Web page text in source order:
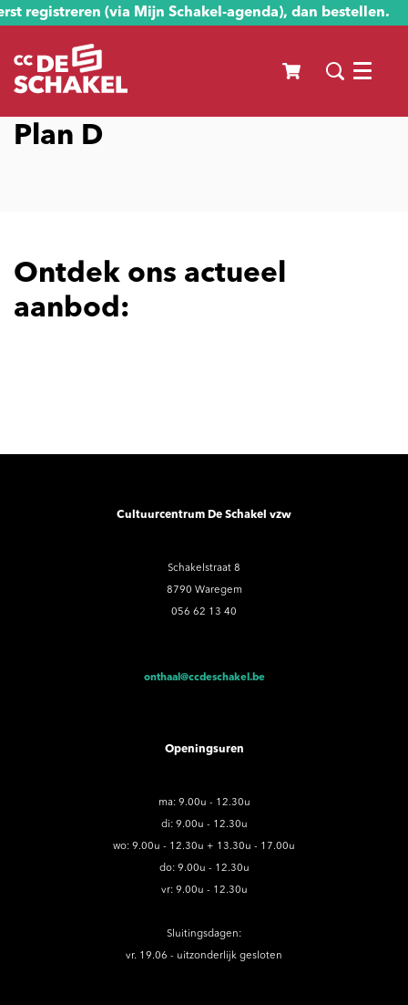
registreren (via Mijn Schakel-agenda), dan bestellen.
Menu
Plan D
Ontdek ons actueel
aanbod:
Cultuurcentrum De Schakel vzw
Schakelstraat 8
8790 Waregem
056 62 13 40
onthaal@ccdeschakel.be
Openingsuren
ma: 9.00u - 12.30u
di: 9.00u - 12.30u
wo: 9.00u - 12.30u + 13.30u - 17.00u
do: 9.00u - 12.30u
vr: 9.00u - 12.30u
Sluitingsdagen:
vr. 19.06 - uitzonderlijk gesloten